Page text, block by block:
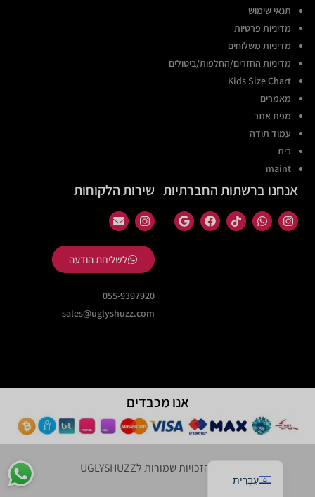
תנאי שימוש
מדיניות פרטיות
מדיניות משלוחים
מדיניות החזרים/החלפות/ביטולים
Kids Size Chart
מאמרים
מפת אתר
עמוד תודה
בית
maint
אנחנו ברשתות החברתיות שירות הלקוחות
לשליחת הודעה
055-9397920
sales@uglyshuzz.com
אנו מכבדים
עִבְרִית